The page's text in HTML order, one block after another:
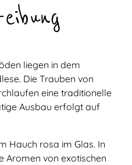
liegen in dem
Die Trauben von
eine traditionelle
Ausbau erfolgt auf
Hauch rosa im Glas. In
Aromen von exotischen